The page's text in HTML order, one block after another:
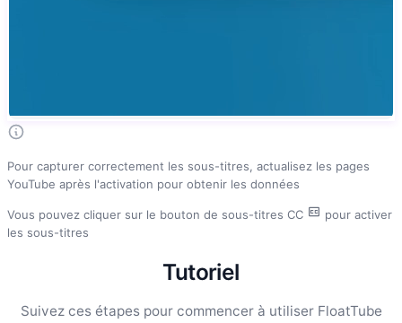
Pour capturer correctement les sous-titres, actualisez les pages
YouTube après l'activation pour obtenir les données
Vous pouvez cliquer sur le bouton de sous-titres CC
pour activer
les sous-titres
Tutoriel
Suivez ces étapes pour commencer à utiliser FloatTube